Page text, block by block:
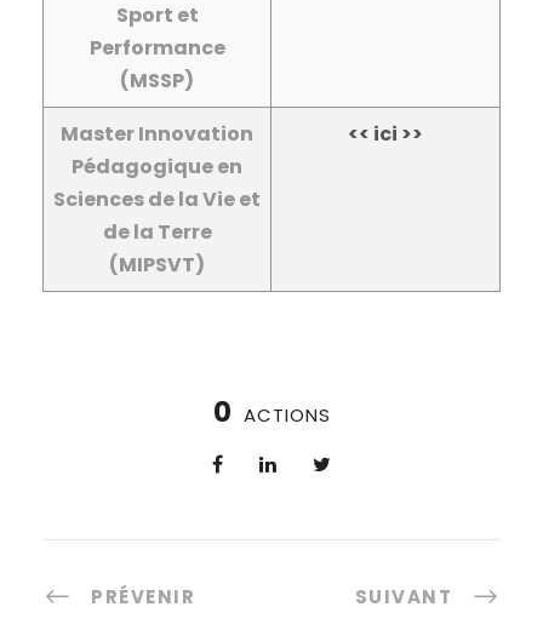
Sport et
Performance
(MSSP)
Master Innovation
Pédagogique en
Sciences de la Vie et
de la Terre
(MIPSVT)
<< ici >>
0 ACTIONS
PRÉVENIR SUIVANT